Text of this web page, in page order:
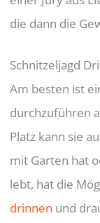
die dann die
Schnitzeljagd
Am besten ist
durchzuführen
Platz kann sie
mit Garten hat
lebt, hat die
drinnen und